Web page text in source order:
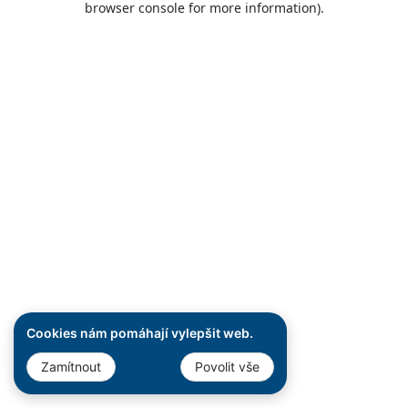
Cookies nám pomáhají vylepšit web.
Zamítnout Povolit vše
browser console for more information).